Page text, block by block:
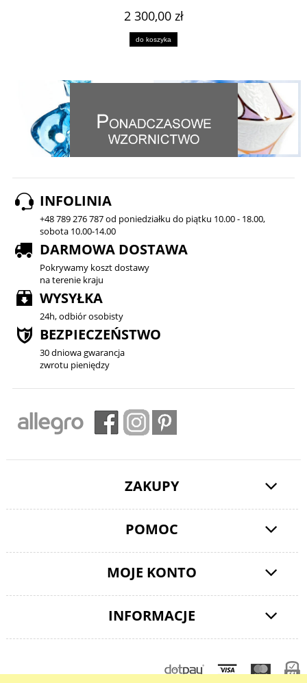
2 300,00 zł
do koszyka
INFOLINIA
+48 789 276 787 od poniedziałku do piątku 10.00 - 18.00,
sobota 10.00-14.00
DARMOWA DOSTAWA
Pokrywamy koszt dostawy
na terenie kraju
WYSYŁKA
24h, odbiór osobisty
BEZPIECZEŃSTWO
30 dniowa gwarancja
zwrotu pieniędzy
ZAKUPY
POMOC
MOJE KONTO
INFORMACJE